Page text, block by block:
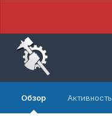
Обзор Активность